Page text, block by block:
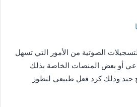
الصوتية من الأمور التي تسهل
أو بعض المنصات الخاصة بذلك
جيد وذلك كرد فعل طبيعي لتطور